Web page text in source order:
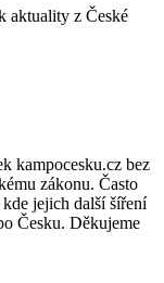
aktuality z České
kampocesku.cz bez
zákonu. Často
jejich další šíření
Česku. Děkujeme